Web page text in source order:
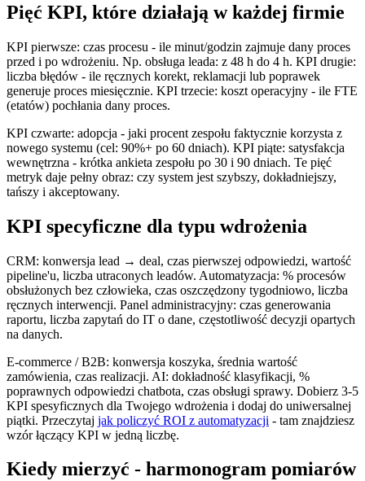
Pięć KPI, które działają w każdej firmie
KPI pierwsze: czas procesu - ile minut/godzin zajmuje dany proces
przed i po wdrożeniu. Np. obsługa leada: z 48 h do 4 h. KPI drugie:
liczba błędów - ile ręcznych korekt, reklamacji lub poprawek
generuje proces miesięcznie. KPI trzecie: koszt operacyjny - ile FTE
(etatów) pochłania dany proces.
KPI czwarte: adopcja - jaki procent zespołu faktycznie korzysta z
nowego systemu (cel: 90%+ po 60 dniach). KPI piąte: satysfakcja
wewnętrzna - krótka ankieta zespołu po 30 i 90 dniach. Te pięć
metryk daje pełny obraz: czy system jest szybszy, dokładniejszy,
tańszy i akceptowany.
KPI specyficzne dla typu wdrożenia
CRM: konwersja lead → deal, czas pierwszej odpowiedzi, wartość
pipeline'u, liczba utraconych leadów. Automatyzacja: % procesów
obsłużonych bez człowieka, czas oszczędzony tygodniowo, liczba
ręcznych interwencji. Panel administracyjny: czas generowania
raportu, liczba zapytań do IT o dane, częstotliwość decyzji opartych
na danych.
E-commerce / B2B: konwersja koszyka, średnia wartość
zamówienia, czas realizacji. AI: dokładność klasyfikacji, %
poprawnych odpowiedzi chatbota, czas obsługi sprawy. Dobierz 3-5
KPI spesyficznych dla Twojego wdrożenia i dodaj do uniwersalnej
piątki. Przeczytaj jak policzyć ROI z automatyzacji - tam znajdziesz
wzór łączący KPI w jedną liczbę.
Kiedy mierzyć - harmonogram pomiarów